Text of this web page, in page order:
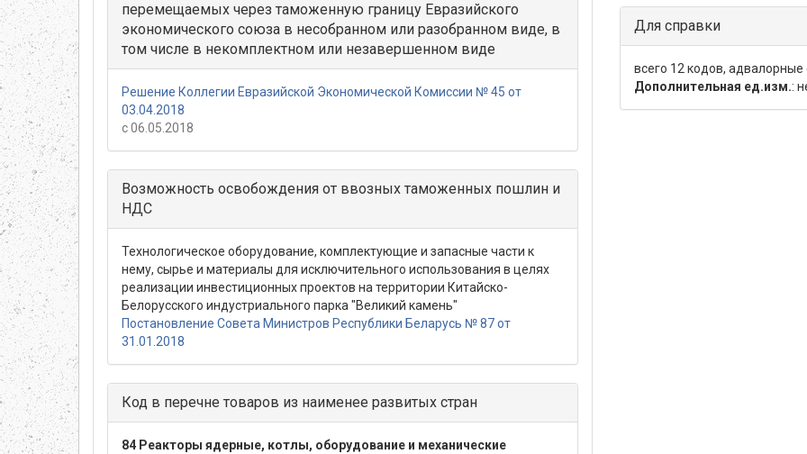
перемещаемых через таможенную границу Евразийского
экономического союза в несобранном или разобранном виде, в
том числе в некомплектном или незавершенном виде
Решение Коллегии Евразийской Экономической Комиссии № 45 от
03.04.2018
с 06.05.2018
Возможность освобождения от ввозных таможенных пошлин и
НДС
Технологическое оборудование, комплектующие и запасные части к
нему, сырье и материалы для исключительного использования в целях
реализации инвестиционных проектов на территории Китайско-
Белорусского индустриального парка "Великий камень"
Постановление Совета Министров Республики Беларусь № 87 от
31.01.2018
Код в перечне товаров из наименее развитых стран
84 Реакторы ядерные, котлы, оборудование и механические
Для справки
всего 12 кодов, адвалорные
Дополнительная ед.изм.: